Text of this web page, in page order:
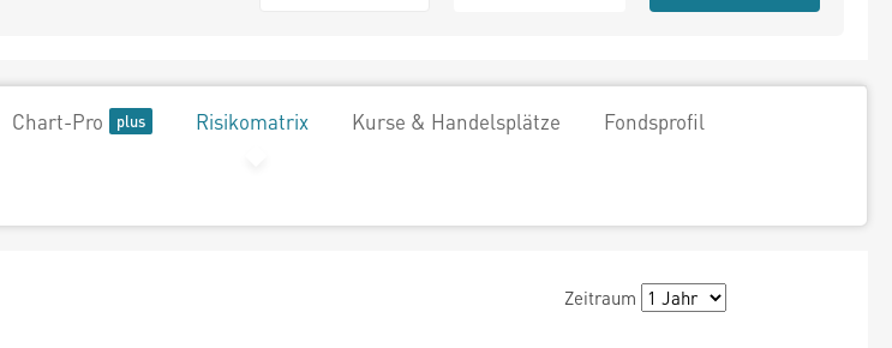
Chart-Pro Risikomatrix Kurse & Handelsplätze Fondsprofil
Zeitraum